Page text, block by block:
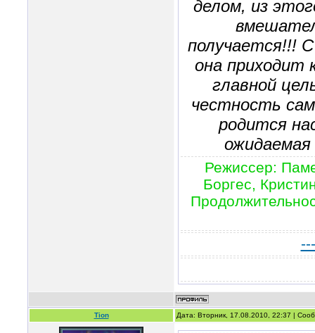
делом, из
получается!!!
она приходит
главной
честность
родится
Режиссер:
Боргес,
Tion Дата: Вторник, 17.08.2010, 22:37 |